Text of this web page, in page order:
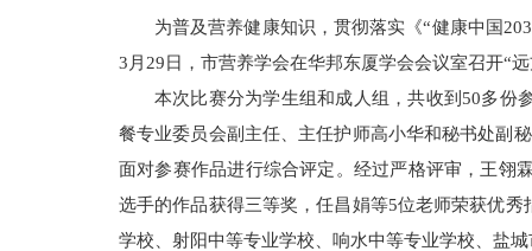
为普及营养健康知识，贯彻落实《“健康中国
3月29日，市营养学会在华邦东厦学会会议室召开“
本次比赛分为学生组和成人组，共收到50多份
餐专业委员会副主任、主任护师高小华和秘书处副
面对参赛作品进行综合评定。经过严格评审，王翎
选手的作品获得三等奖，任昌娟等5位老师荣获优
学校、射阳中等专业学校、响水中等专业学校、盐